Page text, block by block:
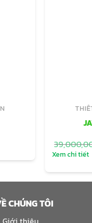
Xem chi tiết
CHÚNG TÔI